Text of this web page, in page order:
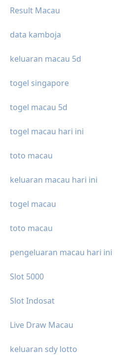
Result Macau
data kamboja
keluaran macau 5d
togel singapore
togel macau 5d
togel macau hari ini
toto macau
keluaran macau hari ini
togel macau
toto macau
pengeluaran macau hari ini
Slot 5000
Slot Indosat
Live Draw Macau
keluaran sdy lotto